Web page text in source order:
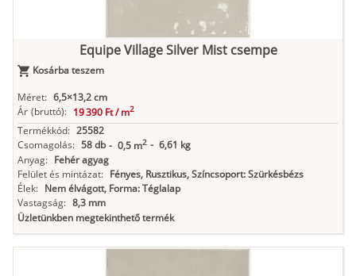
Equipe Village Silver Mist csempe
Kosárba teszem
Méret: 6,5×13,2 cm
Ár (bruttó): 19 390 Ft /m2
Termékkód: 25582
Csomagolás: 58 db - 0,5 m2 - 6,61 kg
Anyag: Fehér agyag
Felület és mintázat: Fényes, Rusztikus, Színcsoport: Szürkésbézs
Élek: Nem élvágott, Forma: Téglalap
Vastagság: 8,3 mm
Üzletünkben megtekinthető termék